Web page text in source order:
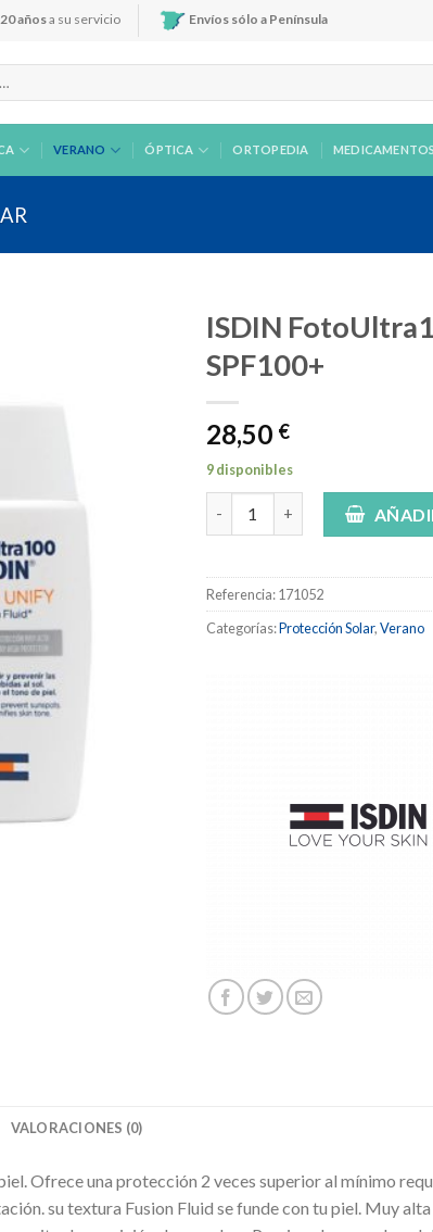
20 añosa su servicio Envíos sólo a Península
VERANO ÓPTICA ORTOPEDIA MEDICAMENTOS
ISDIN
SPF100+
28,50 €
9 disponibles
ISDIN FotoUltra100 Fusion
Referencia:171052
Categorías:Protección Solar,Verano
VALORACIONES (0)
Ofrece una protección 2 veces superior al mínimo
su textura Fusion Fluid se funde con tu piel. Muy